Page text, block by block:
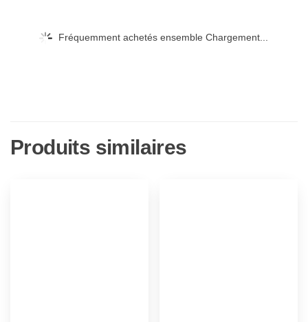
Fréquemment achetés ensemble Chargement...
Produits similaires